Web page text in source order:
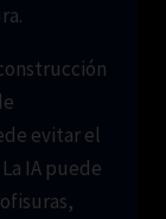
evitar el
IA puede